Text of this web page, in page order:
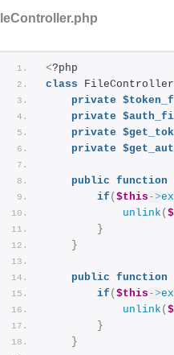
<?php
class FileController
private
private
private
private
public function
if ( $this ->
unlink (
}
}
public function
if ( $this ->
unlink (
}
}